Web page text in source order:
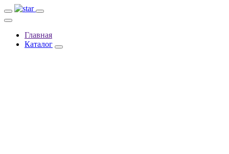
Главная
Каталог